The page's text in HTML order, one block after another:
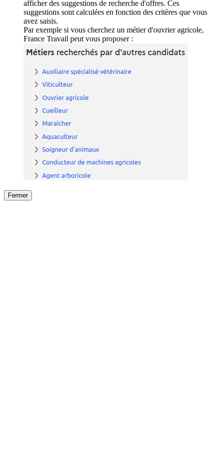
afficher des suggestions de recherche d'offres. Ces
suggestions sont calculées en fonction des critères que vous
avez saisis.
Par exemple si vous cherchez un métier d'ouvrier agricole,
France Travail peut vous proposer :
Fermer